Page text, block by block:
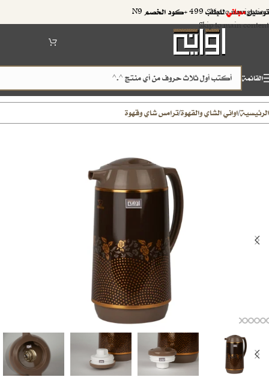
Skip to navigation
Skip to main content
توصيلمجانيللطلب 499 +كود الخصم N9
القائمة
الرئيسية/اواني الشاي والقهوة/ترامس شاي وقهوة